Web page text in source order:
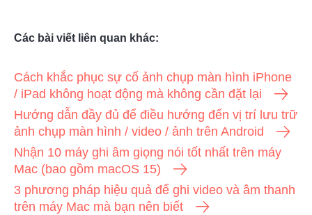
Các bài viết liên quan khác:
Cách khắc phục sự cố ảnh chụp màn hình iPhone
/ iPad không hoạt động mà không cần đặt lại
Hướng dẫn đầy đủ để điều hướng đến vị trí lưu trữ
ảnh chụp màn hình / video / ảnh trên Android
Nhận 10 máy ghi âm giọng nói tốt nhất trên máy
Mac (bao gồm macOS 15)
3 phương pháp hiệu quả để ghi video và âm thanh
trên máy Mac mà bạn nên biết